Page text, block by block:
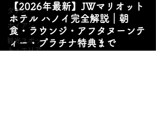
ダナン
ホイアン
観光スポッ
ト・エリア
【2026年最新】JWマリオット
ホテル ハノイ完全解説｜朝
食・ラウンジ・アフタヌーンテ
ィー・プラチナ特典まで